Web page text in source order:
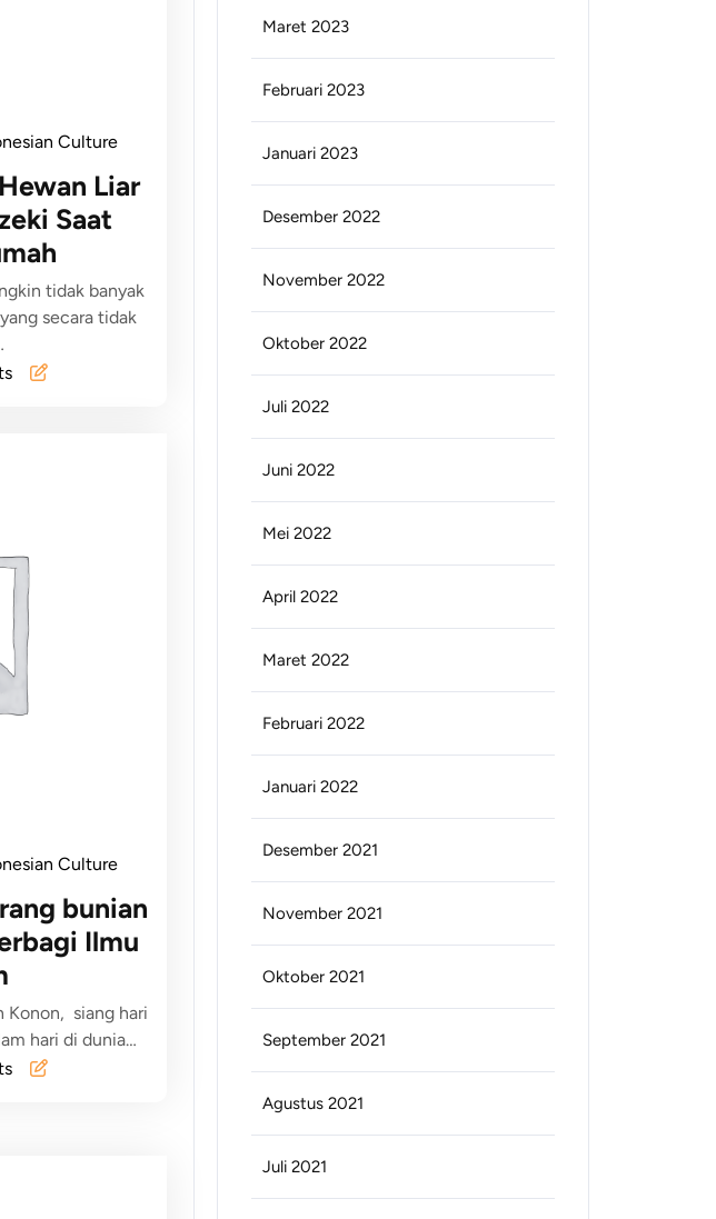
Culture
Liar
Saat
tidak banyak
secara tidak
Culture
bunian
Ilmu
Konon, siang hari
hari di dunia…
Maret 2023
Februari 2023
Januari 2023
Desember 2022
November 2022
Oktober 2022
Juli 2022
Juni 2022
Mei 2022
April 2022
Maret 2022
Februari 2022
Januari 2022
Desember 2021
November 2021
Oktober 2021
September 2021
Agustus 2021
Juli 2021